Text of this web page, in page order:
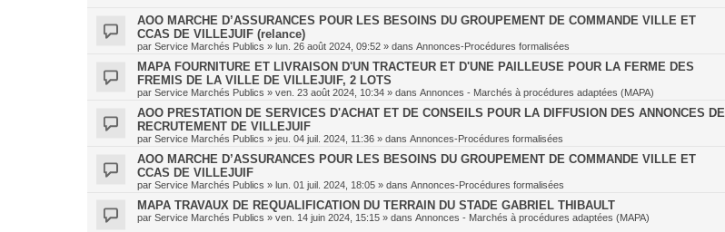
AOO MARCHE D’ASSURANCES POUR LES BESOINS DU GROUPEMENT DE COMMANDE VILLE ET
CCAS DE VILLEJUIF (relance)
par Service Marchés Publics » lun. 26 août 2024, 09:52 » dans Annonces-Procédures formalisées
MAPA FOURNITURE ET LIVRAISON D'UN TRACTEUR ET D'UNE PAILLEUSE POUR LA FERME DES
FREMIS DE LA VILLE DE VILLEJUIF, 2 LOTS
par Service Marchés Publics » ven. 23 août 2024, 10:34 » dans Annonces - Marchés à procédures adaptées (MAPA)
AOO PRESTATION DE SERVICES D'ACHAT ET DE CONSEILS POUR LA DIFFUSION DES ANNONCES DE
RECRUTEMENT DE VILLEJUIF
par Service Marchés Publics » jeu. 04 juil. 2024, 11:36 » dans Annonces-Procédures formalisées
AOO MARCHE D’ASSURANCES POUR LES BESOINS DU GROUPEMENT DE COMMANDE VILLE ET
CCAS DE VILLEJUIF
par Service Marchés Publics » lun. 01 juil. 2024, 18:05 » dans Annonces-Procédures formalisées
MAPA TRAVAUX DE REQUALIFICATION DU TERRAIN DU STADE GABRIEL THIBAULT
par Service Marchés Publics » ven. 14 juin 2024, 15:15 » dans Annonces - Marchés à procédures adaptées (MAPA)